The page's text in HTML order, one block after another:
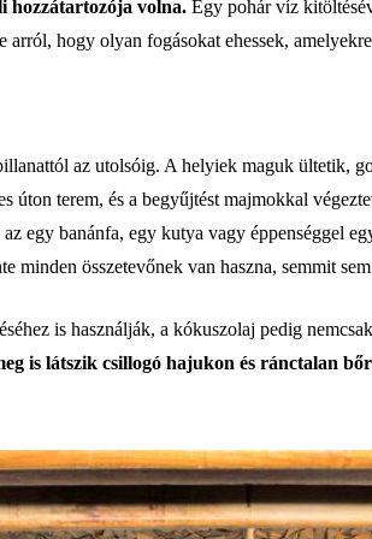
hozzátartozója volna. Egy pohár víz
hogy olyan fogásokat ehessek,
az utolsóig. A helyiek maguk ültetik,
terem, és a begyűjtést majmokkal
egy banánfa, egy kutya vagy éppenséggel
minden összetevőnek van haszna, semmit
is használják, a kókuszolaj pedig
is látszik csillogó hajukon és ránctalan